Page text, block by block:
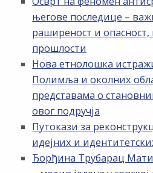
његове последице –
раширеност и
прошлости
Нова етнолошка
Полимља и околних
представама о
овог подручја
Путокази за
идејних и
Ђорђина Трубарац